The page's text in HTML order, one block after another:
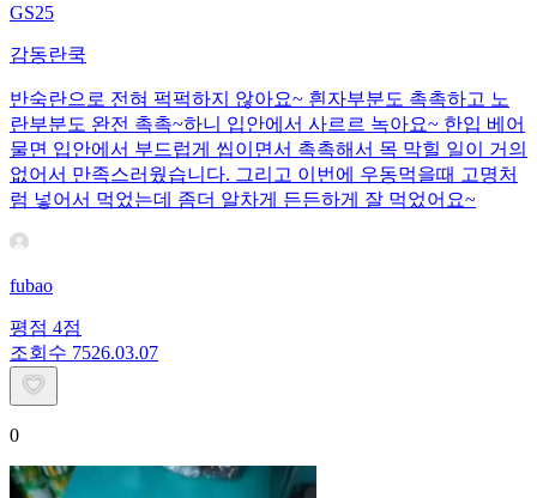
GS25
감동란쿡
반숙란으로 전혀 퍽퍽하지 않아요~ 흰자부분도 촉촉하고 노
란부분도 완전 촉촉~하니 입안에서 사르르 녹아요~ 한입 베어
물면 입안에서 부드럽게 씹이면서 촉촉해서 목 막힐 일이 거의
없어서 만족스러웠습니다. 그리고 이번에 우동먹을때 고명처
럼 넣어서 먹었는데 좀더 알차게 든든하게 잘 먹었어요~
fubao
평점 4점
조회수 7526.03.07
0